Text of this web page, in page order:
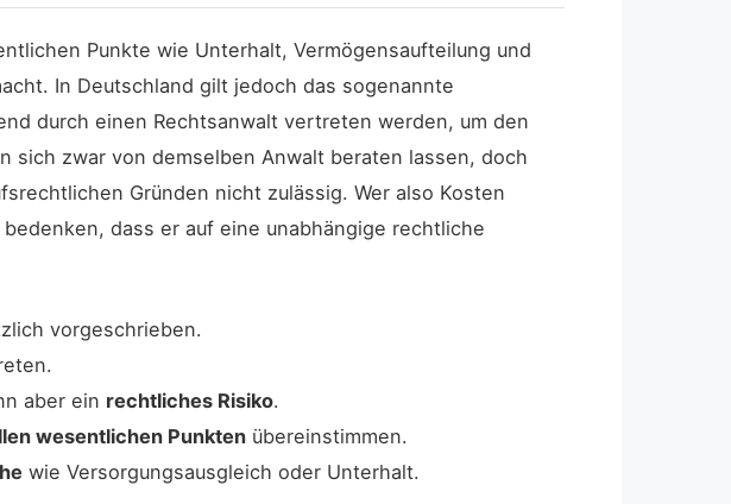
Punkte wie Unterhalt, Vermögensaufteilung und
In Deutschland gilt jedoch das sogenannte
durch einen Rechtsanwalt vertreten werden, um den
sich zwar von demselben Anwalt beraten lassen, doch
Gründen nicht zulässig. Wer also Kosten
dass er auf eine unabhängige rechtliche
vorgeschrieben.
aber ein rechtliches Risiko.
wesentlichen Punktenübereinstimmen.
wie Versorgungsausgleich oder Unterhalt.